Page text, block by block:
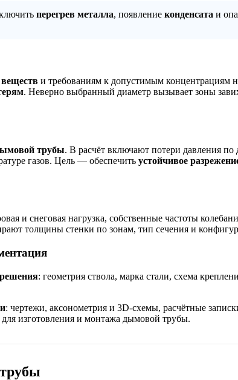
перегрев металла, появление конденсата и
и требованиям к допустимым концентрациям
. Неверно выбранный диаметр вызывает зоны
трубы. В расчёт включают потери давления
газов. Цель — обеспечить устойчивое
и снеговая нагрузка, собственные частоты
толщины стенки по зонам, тип сечения и
: геометрия ствола, марка стали, схема
: чертежи, аксонометрия и 3D-схемы, расчётные
изготовления и монтажа дымовой трубы.